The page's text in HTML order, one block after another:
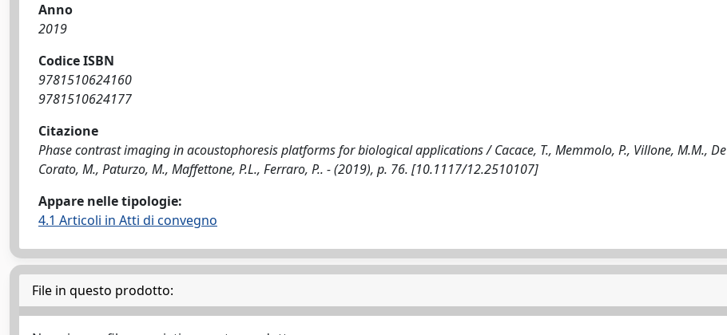
Anno
2019
Codice ISBN
9781510624160
9781510624177
Citazione
Phase contrast imaging in acoustophoresis platforms for biological applications / Cacace, T., Memmolo, P., Villone, M.M., De
Corato, M., Paturzo, M., Maffettone, P.L., Ferraro, P.. - (2019), p. 76. [10.1117/12.2510107]
Appare nelle tipologie:
4.1 Articoli in Atti di convegno
File in questo prodotto: